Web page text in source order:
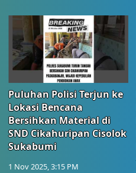
Puluhan Polisi Terjun ke
Lokasi Bencana
Bersihkan Material di
SND Cikahuripan Cisolok
Sukabumi
1 Nov 2025, 3:15 PM